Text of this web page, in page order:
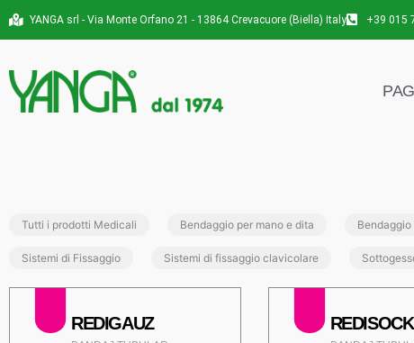
YANGA srl - Via Monte Orfano 21 - 13864 Crevacuore (Biella) Italy +39 015
Tutti i prodotti Medicali Bendaggio per mano e dita
Sistemi di Fissaggio Sistemi di fissaggio clavicolare
REDIGAUZ REDISOCK